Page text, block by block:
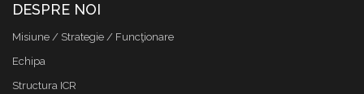
DESPRE NOI
Misiune / Strategie / Funcţionare
Echipa
Structura ICR